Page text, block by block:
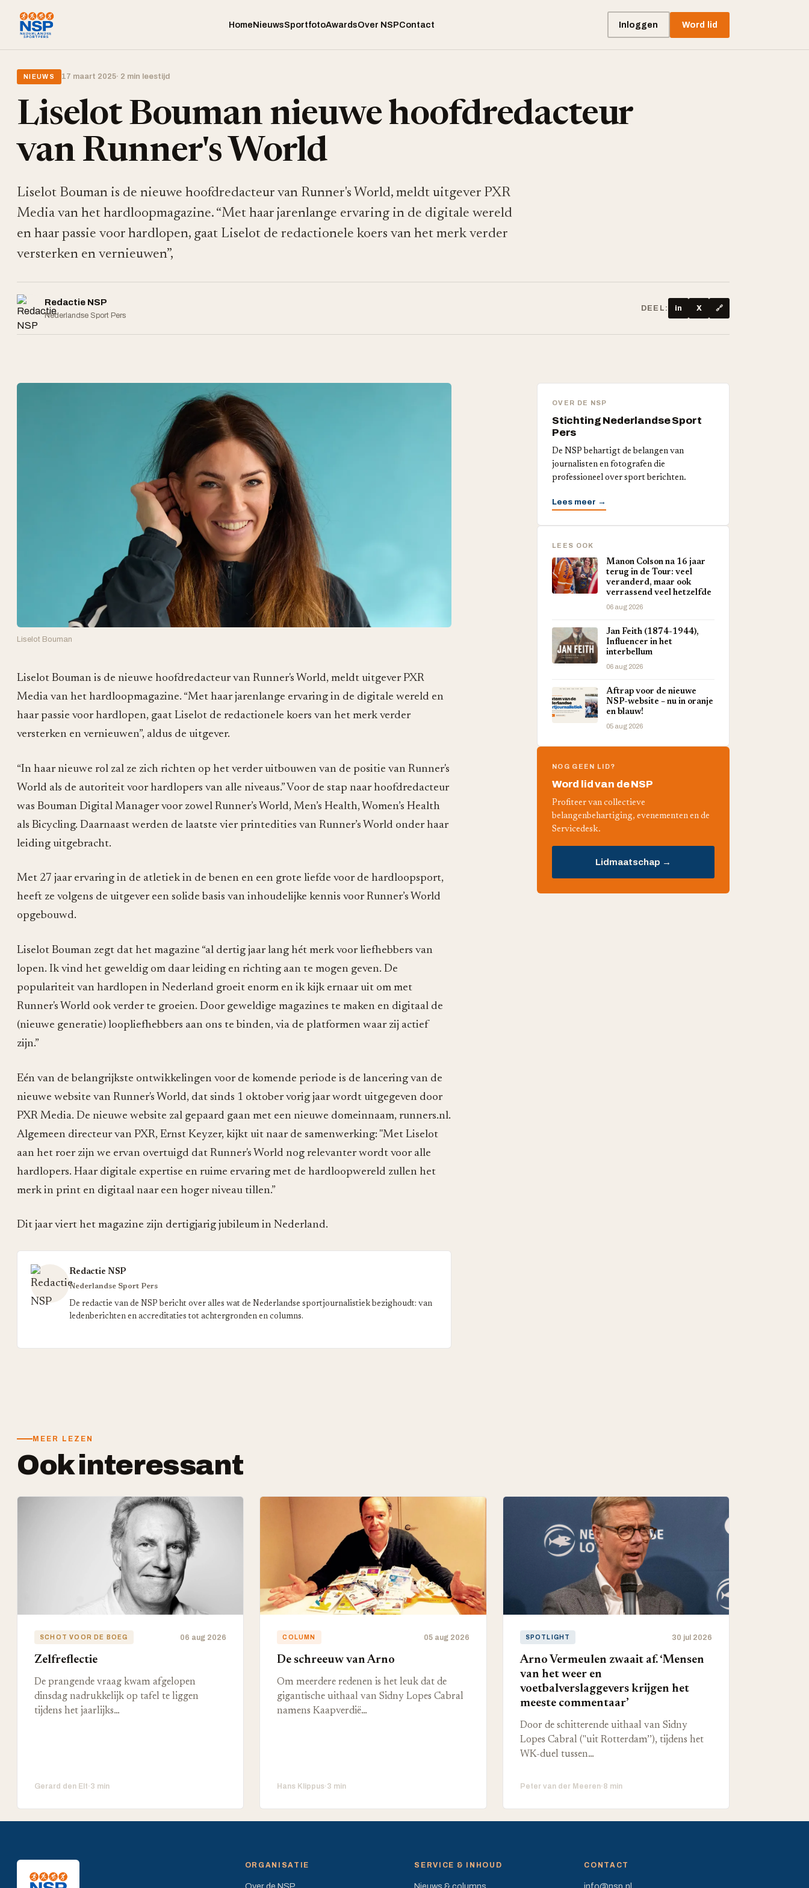
HomeNieuwsSportfotoAwardsOver NSPContact Inloggen Word lid
NIEUWS 17 maart 2025· 2 min leestijd
Liselot Bouman nieuwe hoofdredacteur
van Runner's World
Liselot Bouman is de nieuwe hoofdredacteur van Runner's World, meldt uitgever PXR
Media van het hardloopmagazine. “Met haar jarenlange ervaring in de digitale wereld
en haar passie voor hardlopen, gaat Liselot de redactionele koers van het merk verder
versterken en vernieuwen”,
Redactie NSP
Nederlandse Sport Pers
DEEL: in X 🔗
Liselot Bouman
Liselot Bouman is de nieuwe hoofdredacteur van Runner's World, meldt uitgever PXR
Media van het hardloopmagazine. “Met haar jarenlange ervaring in de digitale wereld en
haar passie voor hardlopen, gaat Liselot de redactionele koers van het merk verder
versterken en vernieuwen”, aldus de uitgever.
“In haar nieuwe rol zal ze zich richten op het verder uitbouwen van de positie van Runner's
World als de autoriteit voor hardlopers van alle niveaus.” Voor de stap naar hoofdredacteur
was Bouman Digital Manager voor zowel Runner’s World, Men’s Health, Women’s Health
als Bicycling. Daarnaast werden de laatste vier printedities van Runner’s World onder haar
leiding uitgebracht.
Met 27 jaar ervaring in de atletiek in de benen en een grote liefde voor de hardloopsport,
heeft ze volgens de uitgever een solide basis van inhoudelijke kennis voor Runner’s World
opgebouwd.
Liselot Bouman zegt dat het magazine “al dertig jaar lang hét merk voor liefhebbers van
lopen. Ik vind het geweldig om daar leiding en richting aan te mogen geven. De
populariteit van hardlopen in Nederland groeit enorm en ik kijk ernaar uit om met
Runner's World ook verder te groeien. Door geweldige magazines te maken en digitaal de
(nieuwe generatie) loopliefhebbers aan ons te binden, via de platformen waar zij actief
zijn.”
Eén van de belangrijkste ontwikkelingen voor de komende periode is de lancering van de
nieuwe website van Runner's World, dat sinds 1 oktober vorig jaar wordt uitgegeven door
PXR Media. De nieuwe website zal gepaard gaan met een nieuwe domeinnaam, runners.nl.
Algemeen directeur van PXR, Ernst Keyzer, kijkt uit naar de samenwerking: "Met Liselot
aan het roer zijn we ervan overtuigd dat Runner's World nog relevanter wordt voor alle
hardlopers. Haar digitale expertise en ruime ervaring met de hardloopwereld zullen het
merk in print en digitaal naar een hoger niveau tillen.”
Dit jaar viert het magazine zijn dertigjarig jubileum in Nederland.
Redactie NSP
Nederlandse Sport Pers
De redactie van de NSP bericht over alles wat de Nederlandse sportjournalistiek bezighoudt: van
ledenberichten en accreditaties tot achtergronden en columns.
OVER DE NSP
Stichting Nederlandse Sport
Pers
De NSP behartigt de belangen van
journalisten en fotografen die
professioneel over sport berichten.
Lees meer →
LEES OOK
Manon Colson na 16 jaar
terug in de Tour: veel
veranderd, maar ook
verrassend veel hetzelfde
06 aug 2026
Jan Feith (1874-1944),
Influencer in het
interbellum
06 aug 2026
Aftrap voor de nieuwe
NSP-website – nu in oranje
en blauw!
05 aug 2026
NOG GEEN LID?
Word lid van de NSP
Profiteer van collectieve
belangenbehartiging, evenementen en de
Servicedesk.
Lidmaatschap →
MEER LEZEN
Ook interessant
SCHOT VOOR DE BOEG 06 aug 2026
Zelfreflectie
De prangende vraag kwam afgelopen
dinsdag nadrukkelijk op tafel te liggen
tijdens het jaarlijks…
Gerard den Elt·3 min
COLUMN 05 aug 2026
De schreeuw van Arno
Om meerdere redenen is het leuk dat de
gigantische uithaal van Sidny Lopes Cabral
namens Kaapverdië…
Hans Klippus·3 min
SPOTLIGHT 30 jul 2026
Arno Vermeulen zwaait af. ‘Mensen
van het weer en
voetbalverslaggevers krijgen het
meeste commentaar’
Door de schitterende uithaal van Sidny
Lopes Cabral ("uit Rotterdam’’), tijdens het
WK-duel tussen…
Peter van der Meeren·8 min
ORGANISATIE SERVICE & INHOUD CONTACT